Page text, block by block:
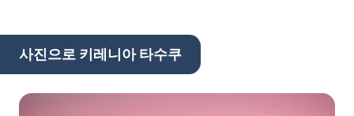
사진으로 키레니아 타수쿠